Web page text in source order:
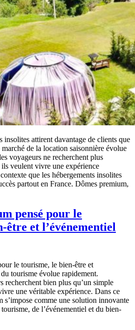
insolites attirent davantage de clients que
de la location saisonnière évolue
voyageurs ne recherchent plus
veulent vivre une expérience
que les hébergements insolites
partout en France. Dômes premium,
pensé pour le
être et l’événementiel
le tourisme, le bien-être et
tourisme évolue rapidement.
recherchent bien plus qu’un simple
une véritable expérience. Dans ce
s’impose comme une solution innovante
de l’événementiel et du bien-